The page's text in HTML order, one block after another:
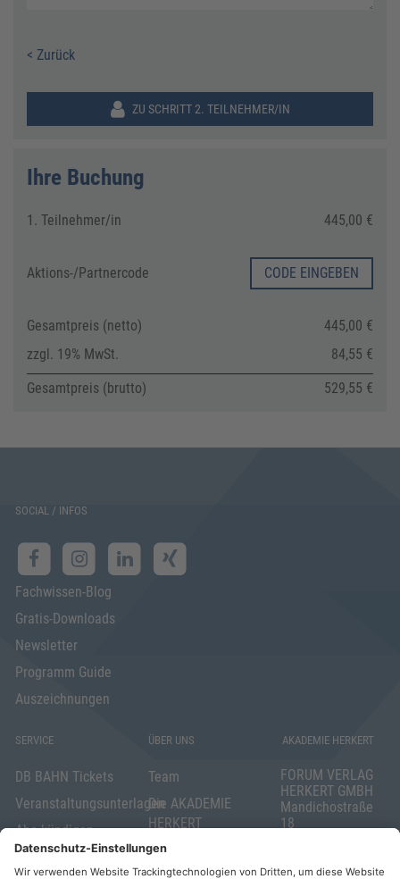
< Zurück
ZU SCHRITT 2. TEILNEHMER/IN
Ihre Buchung
1. Teilnehmer/in 445,00 €
Aktions-/Partnercode CODE EINGEBEN
Gesamtpreis (netto)
445,00 €
zzgl. 19% MwSt.
84,55 €
Gesamtpreis (brutto)
529,55 €
SOCIAL / INFOS
Fachwissen-Blog
Gratis-Downloads
Newsletter
Programm Guide
Auszeichnungen
SERVICE
DB BAHN Tickets
Veranstaltungsunterlagen
Abo kündigen
Widerrufsrecht
ÜBER UNS
Team
Die AKADEMIE
HERKERT
FORUM VERLAG
HERKERT
AKADEMIE HERKERT
FORUM VERLAG
HERKERT GMBH
Mandichostraße
18
Telefon: +49